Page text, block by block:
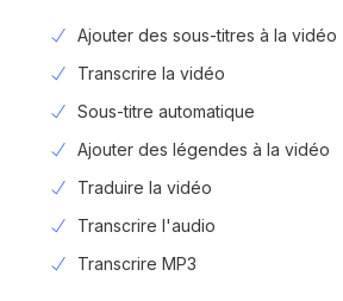
Ajouter des sous-titres à la vidéo
Transcrire la vidéo
Sous-titre automatique
Ajouter des légendes à la vidéo
Traduire la vidéo
Transcrire l'audio
Transcrire MP3